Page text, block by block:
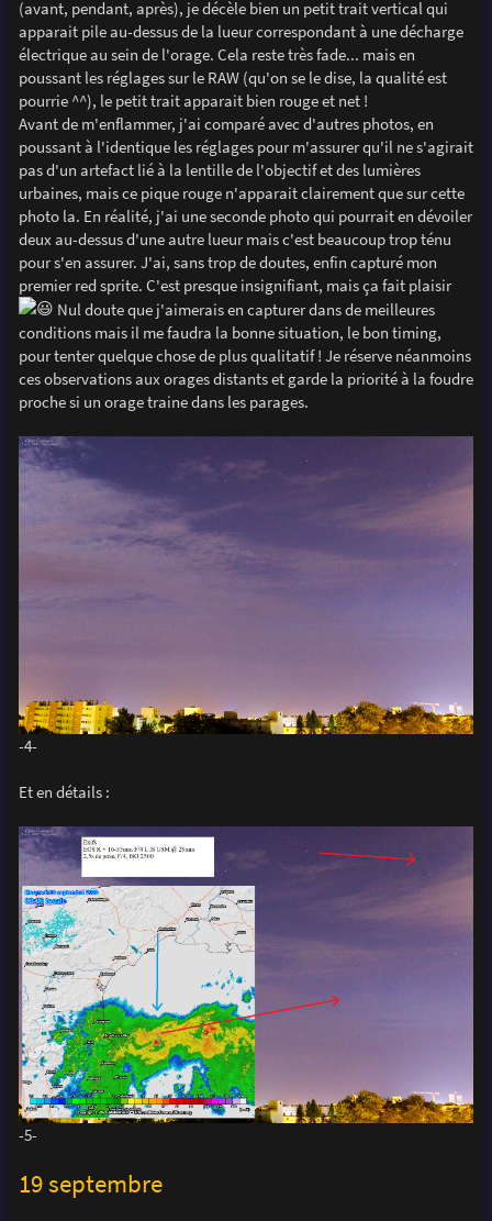
(avant, pendant, après), je décèle bien un petit trait vertical qui
apparait pile au-dessus de la lueur correspondant à une décharge
électrique au sein de l'orage. Cela reste très fade... mais en
poussant les réglages sur le RAW (qu'on se le dise, la qualité est
pourrie ^^), le petit trait apparait bien rouge et net !
Avant de m'enflammer, j'ai comparé avec d'autres photos, en
poussant à l'identique les réglages pour m'assurer qu'il ne s'agirait
pas d'un artefact lié à la lentille de l'objectif et des lumières
urbaines, mais ce pique rouge n'apparait clairement que sur cette
photo la. En réalité, j'ai une seconde photo qui pourrait en dévoiler
deux au-dessus d'une autre lueur mais c'est beaucoup trop ténu
pour s'en assurer. J'ai, sans trop de doutes, enfin capturé mon
premier red sprite. C'est presque insignifiant, mais ça fait plaisir
Nul doute que j'aimerais en capturer dans de meilleures
conditions mais il me faudra la bonne situation, le bon timing,
pour tenter quelque chose de plus qualitatif ! Je réserve néanmoins
ces observations aux orages distants et garde la priorité à la foudre
proche si un orage traine dans les parages.
-4-
Et en détails :
-5-
19 septembre